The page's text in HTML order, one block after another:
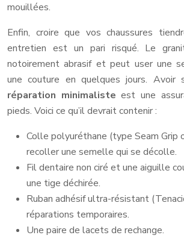
mouillées.
Enfin, croire que vos chaussures
entretien est un pari risqué. Le
notoirement abrasif et peut user une
une couture en quelques jours. Avoir
réparation minimaliste est une
pieds. Voici ce qu’il devrait contenir :
Colle polyuréthane (type Seam Grip
recoller une semelle qui se décolle.
Fil dentaire non ciré et une aiguille
une tige déchirée.
Ruban adhésif ultra-résistant
réparations temporaires.
Une paire de lacets de rechange.